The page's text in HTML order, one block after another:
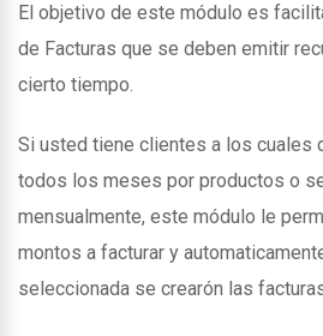
El objetivo de este módulo es
de Facturas que se deben emitir
cierto tiempo.
Si usted tiene clientes a los cuales
todos los meses por productos o
mensualmente, este módulo le
montos a facturar y
seleccionada se crearón las